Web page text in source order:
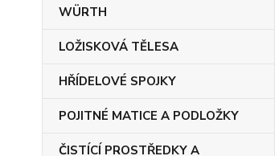
WÜRTH
LOŽISKOVÁ TĚLESA
HŘÍDELOVÉ SPOJKY
POJITNÉ MATICE A PODLOŽKY
ČISTÍCÍ PROSTŘEDKY A